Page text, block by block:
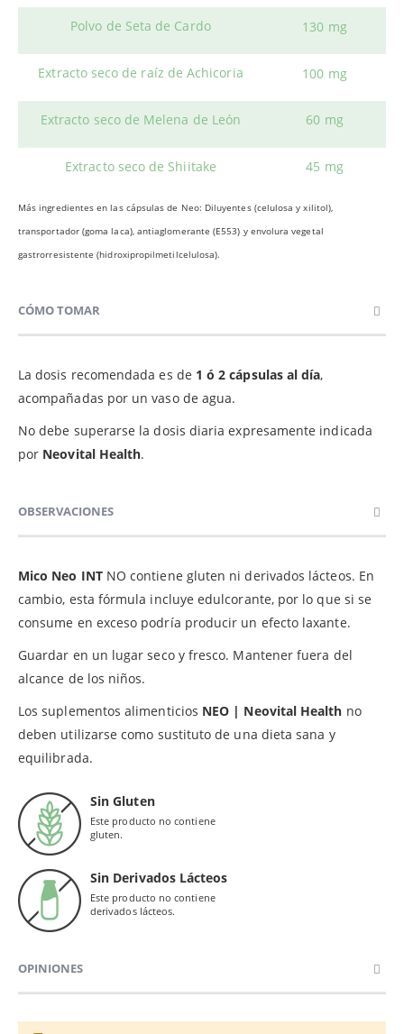
Polvo de Seta de Cardo 130 mg
Extracto seco de raíz de Achicoria 100 mg
Extracto seco de Melena de León 60 mg
Extracto seco de Shiitake 45 mg
Más ingredientes en las cápsulas de Neo: Diluyentes (celulosa y xilitol),
transportador (goma laca), antiaglomerante (E553) y envolura vegetal
gastrorresistente (hidroxipropilmetilcelulosa).
CÓMO TOMAR
La dosis recomendada es de 1 ó 2 cápsulas al día,
acompañadas por un vaso de agua.
No debe superarse la dosis diaria expresamente indicada
por Neovital Health.
OBSERVACIONES
Mico Neo INTNO contiene gluten ni derivados lácteos. En
cambio, esta fórmula incluye edulcorante, por lo que si se
consume en exceso podría producir un efecto laxante.
Guardar en un lugar seco y fresco. Mantener fuera del
alcance de los niños.
Los suplementos alimenticios NEO | Neovital Health no
deben utilizarse como sustituto de una dieta sana y
equilibrada.
Sin Gluten
Este producto no contiene
gluten.
Sin Derivados Lácteos
Este producto no contiene
derivados lácteos.
OPINIONES